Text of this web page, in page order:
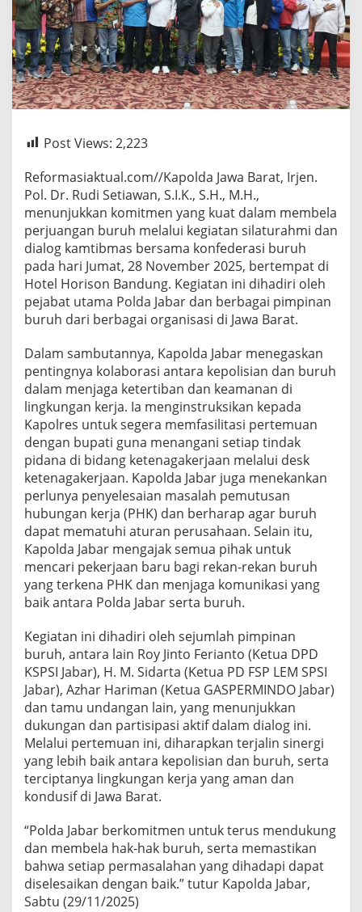
Post Views: 2,223
Reformasiaktual.com//Kapolda Jawa Barat, Irjen.
Pol. Dr. Rudi Setiawan, S.I.K., S.H., M.H.,
menunjukkan komitmen yang kuat dalam membela
perjuangan buruh melalui kegiatan silaturahmi dan
dialog kamtibmas bersama konfederasi buruh
pada hari Jumat, 28 November 2025, bertempat di
Hotel Horison Bandung. Kegiatan ini dihadiri oleh
pejabat utama Polda Jabar dan berbagai pimpinan
buruh dari berbagai organisasi di Jawa Barat.
Dalam sambutannya, Kapolda Jabar menegaskan
pentingnya kolaborasi antara kepolisian dan buruh
dalam menjaga ketertiban dan keamanan di
lingkungan kerja. Ia menginstruksikan kepada
Kapolres untuk segera memfasilitasi pertemuan
dengan bupati guna menangani setiap tindak
pidana di bidang ketenagakerjaan melalui desk
ketenagakerjaan. Kapolda Jabar juga menekankan
perlunya penyelesaian masalah pemutusan
hubungan kerja (PHK) dan berharap agar buruh
dapat mematuhi aturan perusahaan. Selain itu,
Kapolda Jabar mengajak semua pihak untuk
mencari pekerjaan baru bagi rekan-rekan buruh
yang terkena PHK dan menjaga komunikasi yang
baik antara Polda Jabar serta buruh.
Kegiatan ini dihadiri oleh sejumlah pimpinan
buruh, antara lain Roy Jinto Ferianto (Ketua DPD
KSPSI Jabar), H. M. Sidarta (Ketua PD FSP LEM SPSI
Jabar), Azhar Hariman (Ketua GASPERMINDO Jabar)
dan tamu undangan lain, yang menunjukkan
dukungan dan partisipasi aktif dalam dialog ini.
Melalui pertemuan ini, diharapkan terjalin sinergi
yang lebih baik antara kepolisian dan buruh, serta
terciptanya lingkungan kerja yang aman dan
kondusif di Jawa Barat.
“Polda Jabar berkomitmen untuk terus mendukung
dan membela hak-hak buruh, serta memastikan
bahwa setiap permasalahan yang dihadapi dapat
diselesaikan dengan baik.” tutur Kapolda Jabar,
Sabtu (29/11/2025)